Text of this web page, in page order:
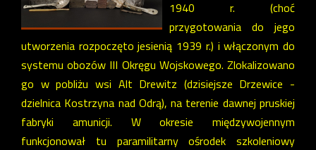
1940 r. (choć
przygotowania do jego
utworzenia rozpoczęto jesienią 1939 r.) i włączonym do
systemu obozów III Okręgu Wojskowego. Zlokalizowano
go w pobliżu wsi Alt Drewitz (dzisiejsze Drzewice -
dzielnica Kostrzyna nad Odrą), na terenie dawnej pruskiej
fabryki amunicji. W okresie międzywojennym
funkcjonował tu paramilitarny ośrodek szkoleniowy